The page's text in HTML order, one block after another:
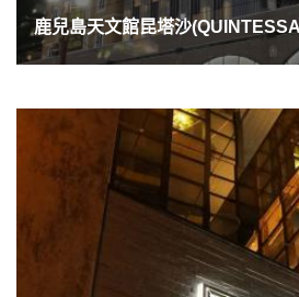
鹿兒島天文館昆塔沙